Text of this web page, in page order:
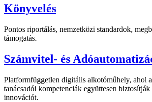
Könyvelés
Pontos riportálás, nemzetközi standardok,
támogatás.
Számvitel- és
Platformfüggetlen digitális alkotóműhely, ahol
tanácsadói kompetenciák együttesen biztosítják
innovációt.